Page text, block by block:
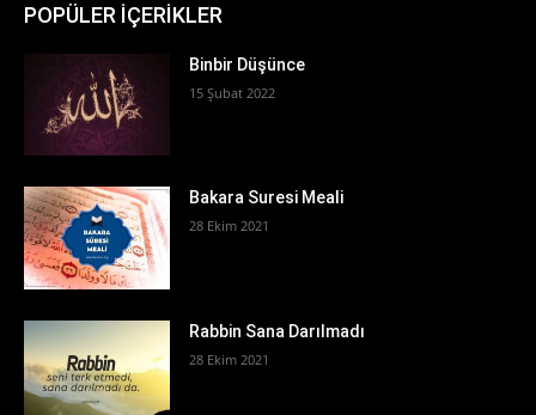
POPÜLER İÇERİKLER
Binbir Düşünce
15 Şubat 2022
Bakara Suresi Meali
28 Ekim 2021
Rabbin Sana Darılmadı
28 Ekim 2021